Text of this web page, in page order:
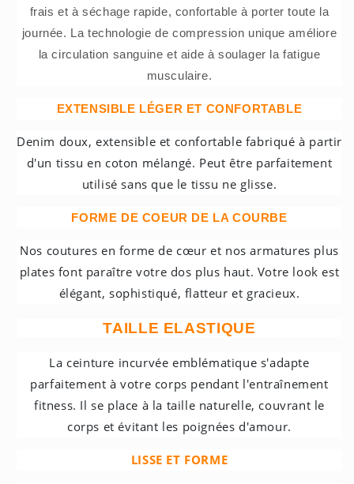
frais et à séchage rapide, confortable à porter toute la
journée. La technologie de compression unique améliore
la circulation sanguine et aide à soulager la fatigue
musculaire.
EXTENSIBLE LÉGER ET CONFORTABLE
Denim doux, extensible et confortable fabriqué à partir
d'un tissu en coton mélangé. Peut être parfaitement
utilisé sans que le tissu ne glisse.
FORME DE COEUR DE LA COURBE
Nos coutures en forme de cœur et nos armatures plus
plates font paraître votre dos plus haut. Votre look est
élégant, sophistiqué, flatteur et gracieux.
TAILLE ELASTIQUE
La ceinture incurvée emblématique s'adapte
parfaitement à votre corps pendant l'entraînement
fitness. Il se place à la taille naturelle, couvrant le
corps et évitant les poignées d'amour.
LISSE ET FORME